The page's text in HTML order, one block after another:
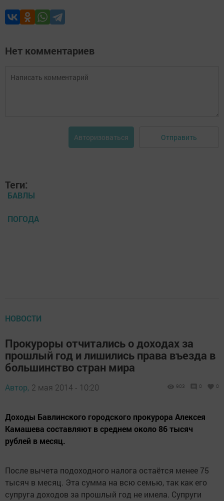
Нет комментариев
Авторизоваться Отправить
Теги:
БАВЛЫ
ПОГОДА
НОВОСТИ
Прокуроры отчитались о доходах за
прошлый год и лишились права въезда в
большинство стран мира
Автор, 2 мая 2014 - 10:20 903 0 0
Доходы Бавлинского городского прокурора Алексея
Камашева составляют в среднем около 86 тысяч
рублей в месяц.
После вычета подоходного налога остаётся менее 75
тысяч в месяц. Эта сумма на всю семью, так как его
супруга доходов за прошлый год не имела. Супруги